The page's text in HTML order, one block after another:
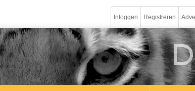
Inloggen Registreren